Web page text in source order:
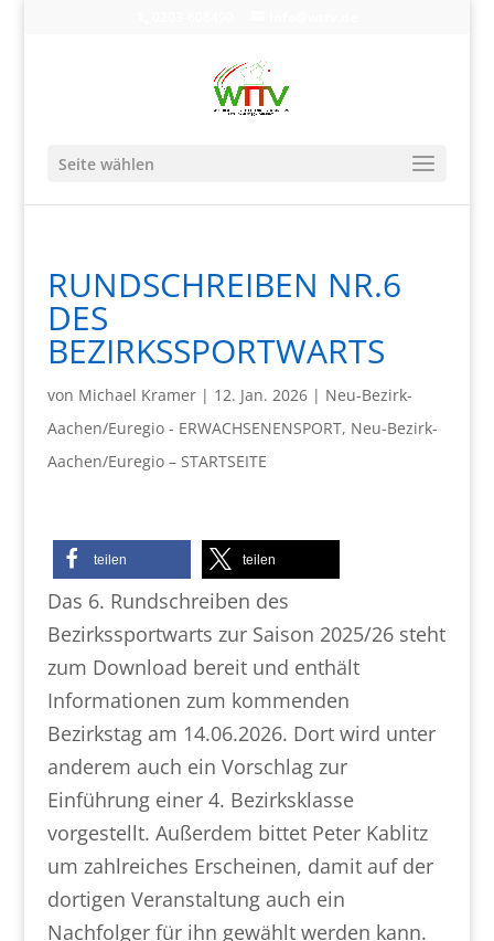
Seite wählen
RUNDSCHREIBEN NR.6
DES
BEZIRKSSPORTWARTS
von Michael Kramer| 12. Jan. 2026| Neu-Bezirk-
Aachen/Euregio - ERWACHSENENSPORT, Neu-Bezirk-
Aachen/Euregio – STARTSEITE
teilen teilen
Das 6. Rundschreiben des
Bezirkssportwarts zur Saison 2025/26 steht
zum Download bereit und enthält
Informationen zum kommenden
Bezirkstag am 14.06.2026. Dort wird unter
anderem auch ein Vorschlag zur
Einführung einer 4. Bezirksklasse
vorgestellt. Außerdem bittet Peter Kablitz
um zahlreiches Erscheinen, damit auf der
dortigen Veranstaltung auch ein
Nachfolger für ihn gewählt werden kann.